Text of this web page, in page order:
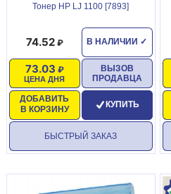
Тонер HP LJ 1100 [7893]
В НАЛИЧИИ ✓
74.52
ЦЕНА ДНЯ
73.03
ДОБАВИТЬ
В КОРЗИНУ
ВЫЗОВ
ПРОДАВЦА
КУПИТЬ
БЫСТРЫЙ ЗАКАЗ